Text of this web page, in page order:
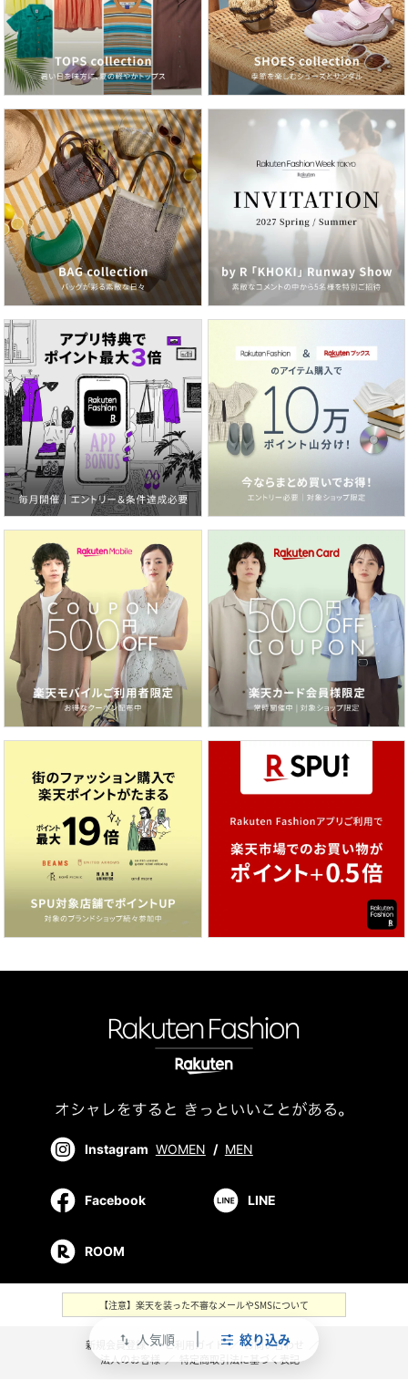
swap_vert 人気順 絞り込み
Instagram WOMEN / MEN
Facebook LINE
ROOM
【注意】楽天を装った不審なメールやSMSについて
新規会員登録 ／ ご利用ガイド ／ お問い合わせ
法人のお客様 ／ 特定商取引法に基づく表記